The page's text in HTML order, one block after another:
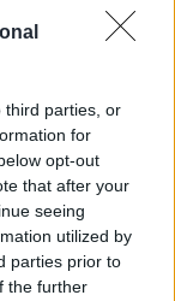
third parties, or
for
opt-out
that after your
seeing
utilized by
parties prior to
the further
στη Μόσχα,